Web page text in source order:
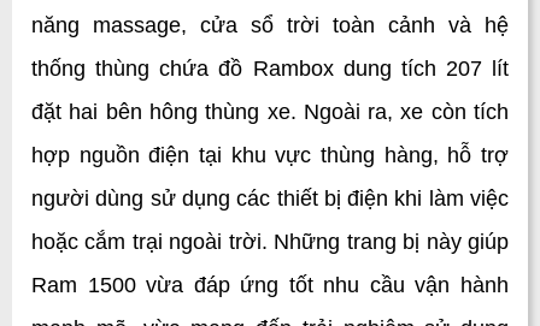
năng massage, cửa sổ trời toàn cảnh và hệ
thống thùng chứa đồ Rambox dung tích 207 lít
đặt hai bên hông thùng xe. Ngoài ra, xe còn tích
hợp nguồn điện tại khu vực thùng hàng, hỗ trợ
người dùng sử dụng các thiết bị điện khi làm việc
hoặc cắm trại ngoài trời. Những trang bị này giúp
Ram 1500 vừa đáp ứng tốt nhu cầu vận hành